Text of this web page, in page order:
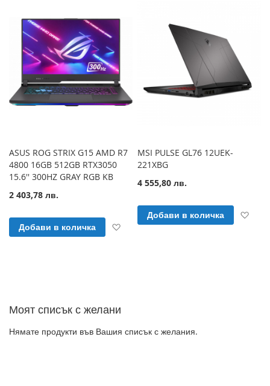
ASUS ROG STRIX G15 AMD R7
4800 16GB 512GB RTX3050
15.6'' 300HZ GRAY RGB KB
2 403,78 лв.
Добави в количка Добави към Списък с желани
MSI PULSE GL76 12UEK-
221XBG
4 555,80 лв.
Добави в количка
Моят списък с желани
Нямате продукти във Вашия списък с желания.